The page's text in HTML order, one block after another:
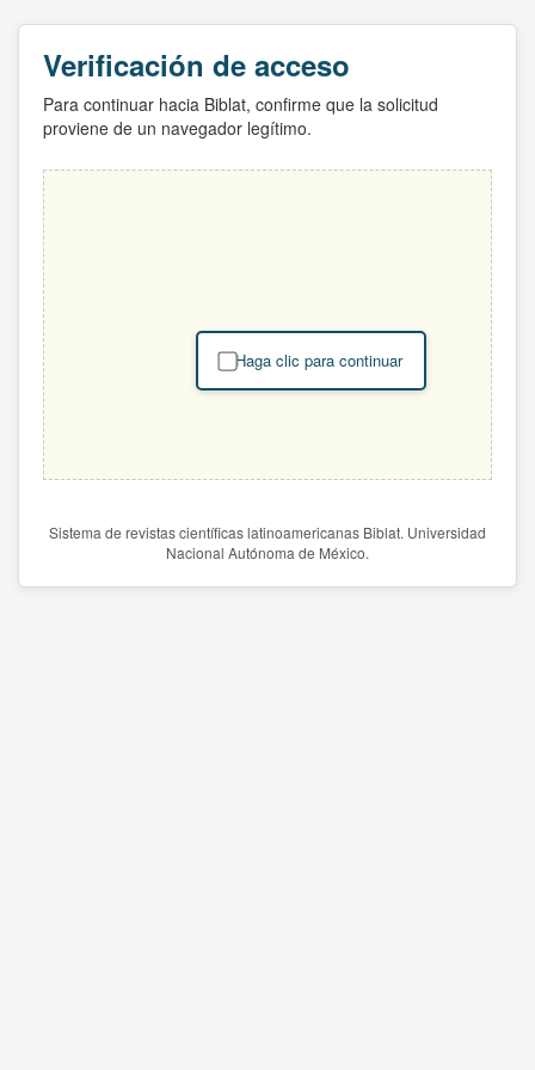
Verificación de acceso
Para continuar hacia Biblat, confirme que la solicitud
proviene de un navegador legítimo.
Haga clic para continuar
Sistema de revistas científicas latinoamericanas Biblat. Universidad
Nacional Autónoma de México.